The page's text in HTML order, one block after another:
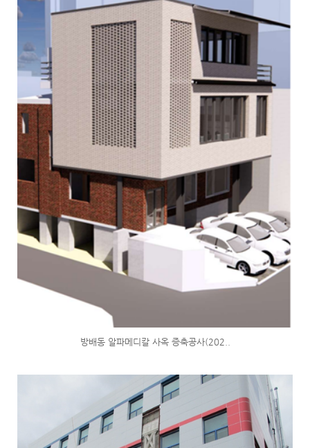
방배동 알파메디칼 사옥 증축공사(202..